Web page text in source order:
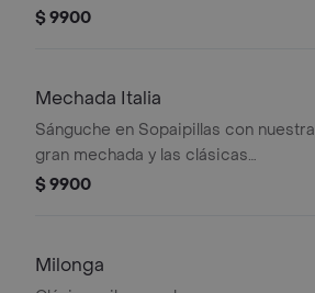
cheddar y coronado con aro de
$ 9900
Mechada Italia
Sánguche en Sopaipillas con nuestra
gran mechada y las clásicas
compañeras: palta, tomate y
$ 9900
Milonga